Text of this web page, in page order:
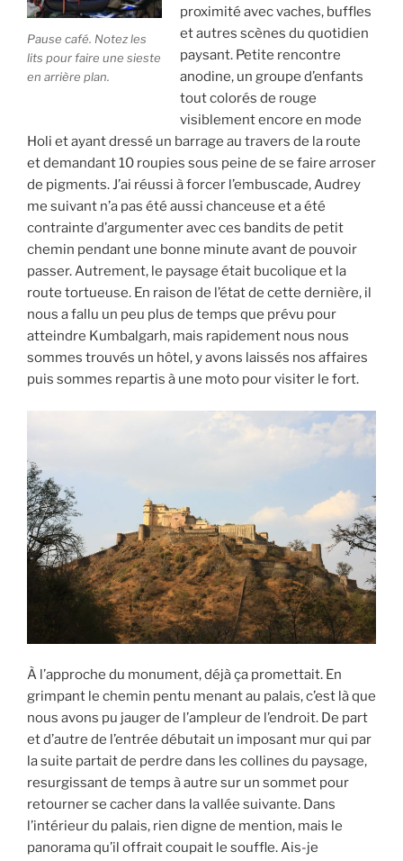
Pause café. Notez les
lits pour faire une sieste
en arrière plan.
proximité avec vaches, buffles
et autres scènes du quotidien
paysant. Petite rencontre
anodine, un groupe d’enfants
tout colorés de rouge
visiblement encore en mode
Holi et ayant dressé un barrage au travers de la route
et demandant 10 roupies sous peine de se faire arroser
de pigments. J’ai réussi à forcer l’embuscade, Audrey
me suivant n’a pas été aussi chanceuse et a été
contrainte d’argumenter avec ces bandits de petit
chemin pendant une bonne minute avant de pouvoir
passer. Autrement, le paysage était bucolique et la
route tortueuse. En raison de l’état de cette dernière, il
nous a fallu un peu plus de temps que prévu pour
atteindre Kumbalgarh, mais rapidement nous nous
sommes trouvés un hôtel, y avons laissés nos affaires
puis sommes repartis à une moto pour visiter le fort.
À l’approche du monument, déjà ça promettait. En
grimpant le chemin pentu menant au palais, c’est là que
nous avons pu jauger de l’ampleur de l’endroit. De part
et d’autre de l’entrée débutait un imposant mur qui par
la suite partait de perdre dans les collines du paysage,
resurgissant de temps à autre sur un sommet pour
retourner se cacher dans la vallée suivante. Dans
l’intérieur du palais, rien digne de mention, mais le
panorama qu’il offrait coupait le souffle. Ais-je